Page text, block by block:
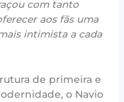
com tanto
aos fãs uma
intimista a cada
de primeira e
o Navio